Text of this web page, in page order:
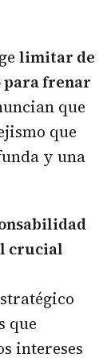
limitar de
frenar
que
que
y una
crucial
que
intereses